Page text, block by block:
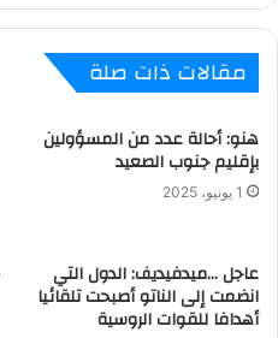
مقالات ذات صلة
هنو: أحالة عدد من المسؤولين
بإقليم جنوب الصعيد
1 يونيو، 2025
عاجل …ميدفيديف: الدول التي
انضمت إلى الناتو أصبحت تلقائيا
أهدافا للقوات الروسية